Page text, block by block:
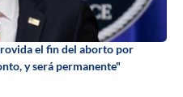
el fin del aborto por
y será permanente"